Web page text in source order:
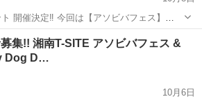
開催決定‼️ 今回は【アソビバフェス】
ちゃんで開催される
。 農家様・ハンドメイド・ワークショップ・縁日屋...
駅 地域/お祭り
湘南T-SITE アソビバフェス &
Dog D…
10月6日